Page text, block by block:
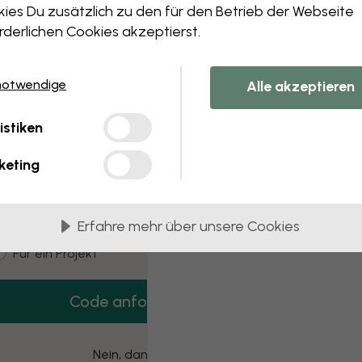
Zeigt Seite 1 von 1 Seiten
this component. Please contact
3 kostenlose Muster
dir 3 Tapetenmuster gratis nach Hause.
type
Für mich
Für ein Projekt
Code anfordern
Nein, danke
Du zusätzlich zu den für den Betrieb der Webseite
Cookies akzeptierst.
Alle akzeptieren
Erfahre mehr über unsere Cookies